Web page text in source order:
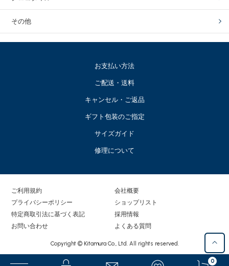
0
その他
お支払い方法
ご配送・送料
キャンセル・ご返品
ギフト包装のご指定
サイズガイド
修理について
ご利用規約
プライバシーポリシー
特定商取引法に基づく表記
お問い合わせ
会社概要
ショップリスト
採用情報
よくある質問
Copyright © Kitamura Co., Ltd. All rights reserved.